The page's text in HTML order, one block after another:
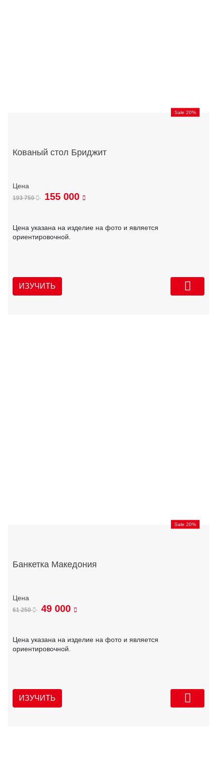
Sale 20%
Кованый стол Бриджит
193 750 155 000
Цена указана на изделие на фото и является
ориентировочной.
ИЗУЧИТЬ
Sale 20%
Банкетка Македония
61 250 49 000
Цена указана на изделие на фото и является
ориентировочной.
ИЗУЧИТЬ